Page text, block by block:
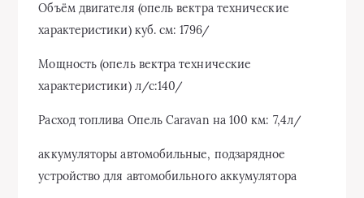
Объём двигателя (опель вектра технические
характеристики) куб. см: 1796/
Мощность (опель вектра технические
характеристики) л/с:140/
Расход топлива Опель Caravan на 100 км: 7,4л/
аккумуляторы автомобильные, подзарядное
устройство для автомобильного аккумулятора